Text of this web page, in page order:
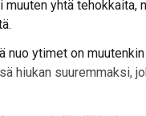
suorituskyky ole
yhtä tehokkaita,
nuo ytimet on
hiukan suuremmaksi,